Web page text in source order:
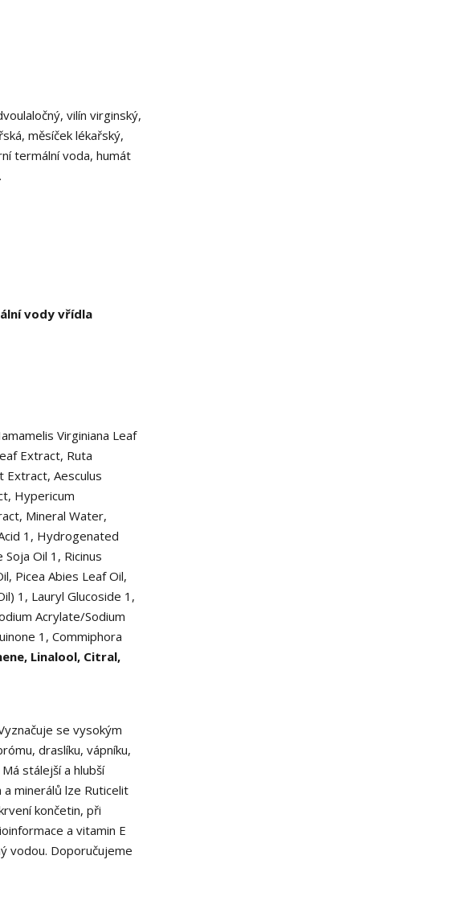
vilín virginský,
měsíček lékařský,
termální voda, humát
vody vřídla
Virginiana Leaf
Extract, Ruta
Extract, Aesculus
Hypericum
Mineral Water,
1 , Hydrogenated
Soja Oil 1 , Ricinus
Picea Abies Leaf Oil,
1 , Lauryl Glucoside 1 ,
Acrylate/Sodium
1 , Commiphora
Linalool, Citral,
se vysokým
draslíku, vápníku,
stálejší a hlubší
minerálů lze Ruticelit
končetin, při
a vitamin E
vodou. Doporučujeme